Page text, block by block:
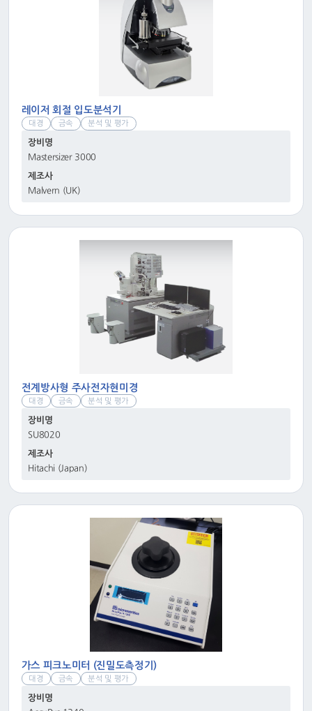
레이저 회절 입도분석기
대경 금속 분석 및 평가
장비명
Mastersizer 3000
제조사
Malvern (UK)
전계방사형 주사전자현미경
대경 금속 분석 및 평가
장비명
SU8020
제조사
Hitachi (Japan)
가스 피크노미터 (진밀도측정기)
대경 금속 분석 및 평가
장비명